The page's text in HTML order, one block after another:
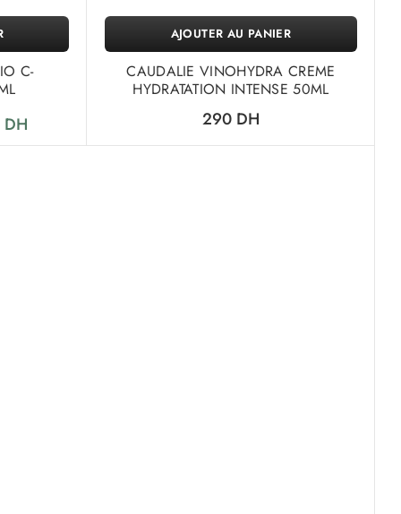
C-
DH
CAUDALIE VINOHYDRA CREME
HYDRATATION INTENSE 50ML
290 DH
AJOUTER AU PANIER